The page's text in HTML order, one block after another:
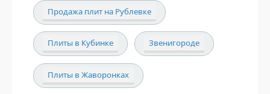
Продажа плит на Рублевке
Плиты в Кубинке Звенигороде
Плиты в Жаворонках